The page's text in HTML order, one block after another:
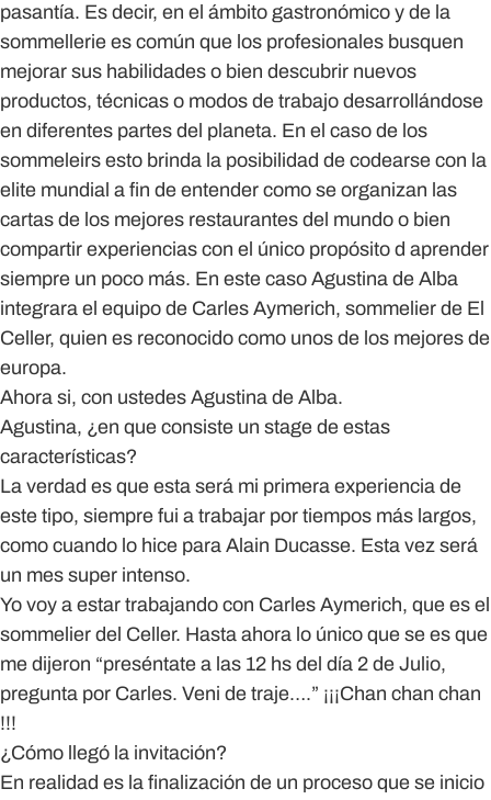
pasantía. Es decir, en el ámbito gastronómico y de la
sommellerie es común que los profesionales busquen
mejorar sus habilidades o bien descubrir nuevos
productos, técnicas o modos de trabajo desarrollándose
en diferentes partes del planeta. En el caso de los
sommeleirs esto brinda la posibilidad de codearse con la
elite mundial a fin de entender como se organizan las
cartas de los mejores restaurantes del mundo o bien
compartir experiencias con el único propósito d aprender
siempre un poco más. En este caso Agustina de Alba
integrara el equipo de Carles Aymerich, sommelier de El
Celler, quien es reconocido como unos de los mejores de
europa.
Ahora si, con ustedes Agustina de Alba.
Agustina, ¿en que consiste un stage de estas
características?
La verdad es que esta será mi primera experiencia de
este tipo, siempre fui a trabajar por tiempos más largos,
como cuando lo hice para Alain Ducasse. Esta vez será
un mes super intenso.
Yo voy a estar trabajando con Carles Aymerich, que es el
sommelier del Celler. Hasta ahora lo único que se es que
me dijeron “preséntate a las 12 hs del día 2 de Julio,
pregunta por Carles. Veni de traje….” ¡¡¡Chan chan chan
!!!
¿Cómo llegó la invitación?
En realidad es la finalización de un proceso que se inicio